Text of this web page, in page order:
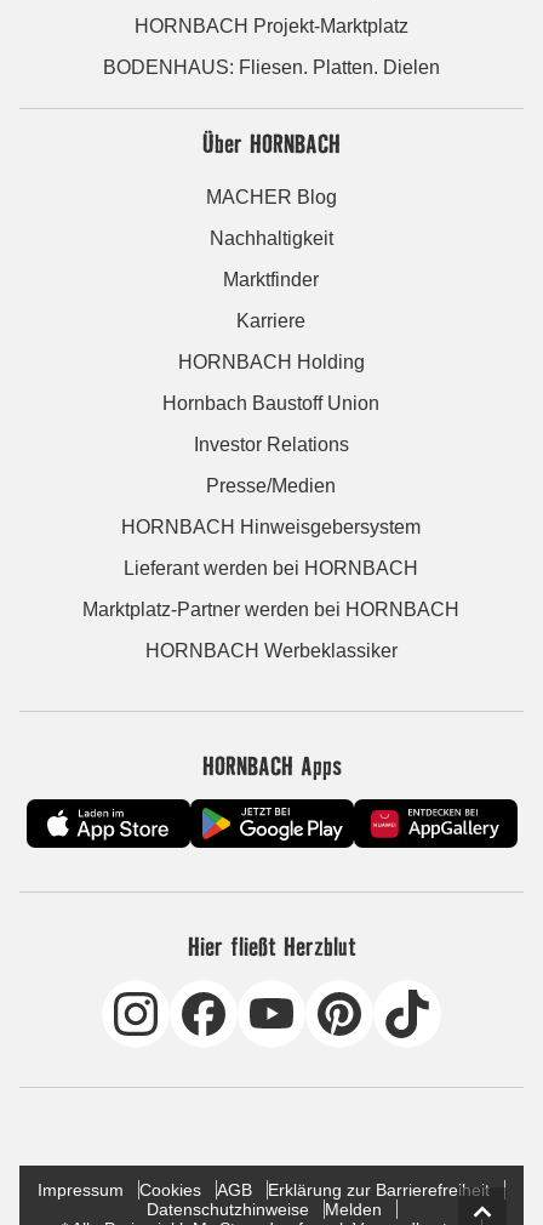
HORNBACH Projekt-Marktplatz
BODENHAUS: Fliesen. Platten. Dielen
Über HORNBACH
MACHER Blog
Nachhaltigkeit
Marktfinder
Karriere
HORNBACH Holding
Hornbach Baustoff Union
Investor Relations
Presse/Medien
HORNBACH Hinweisgebersystem
Lieferant werden bei HORNBACH
Marktplatz-Partner werden bei HORNBACH
HORNBACH Werbeklassiker
HORNBACH Apps
Hier fließt Herzblut
Impressum Cookies AGB
Erklärung zur Barrierefreiheit
Datenschutzhinweise
Melden